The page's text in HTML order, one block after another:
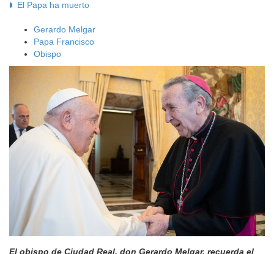
El Papa ha muerto
Gerardo Melgar
Papa Francisco
Obispo
El obispo de Ciudad Real, don Gerardo Melgar, recuerda el